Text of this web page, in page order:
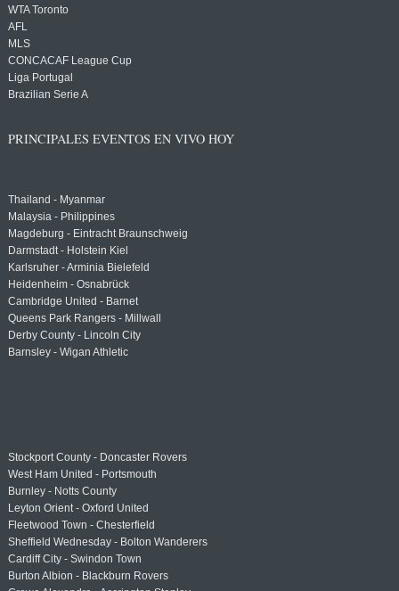
WTA Toronto
AFL
MLS
CONCACAF League Cup
Liga Portugal
Brazilian Serie A
PRINCIPALES EVENTOS EN VIVO HOY
Thailand - Myanmar
Malaysia - Philippines
Magdeburg - Eintracht Braunschweig
Darmstadt - Holstein Kiel
Karlsruher - Arminia Bielefeld
Heidenheim - Osnabrück
Cambridge United - Barnet
Queens Park Rangers - Millwall
Derby County - Lincoln City
Barnsley - Wigan Athletic
Stockport County - Doncaster Rovers
West Ham United - Portsmouth
Burnley - Notts County
Leyton Orient - Oxford United
Fleetwood Town - Chesterfield
Sheffield Wednesday - Bolton Wanderers
Cardiff City - Swindon Town
Burton Albion - Blackburn Rovers